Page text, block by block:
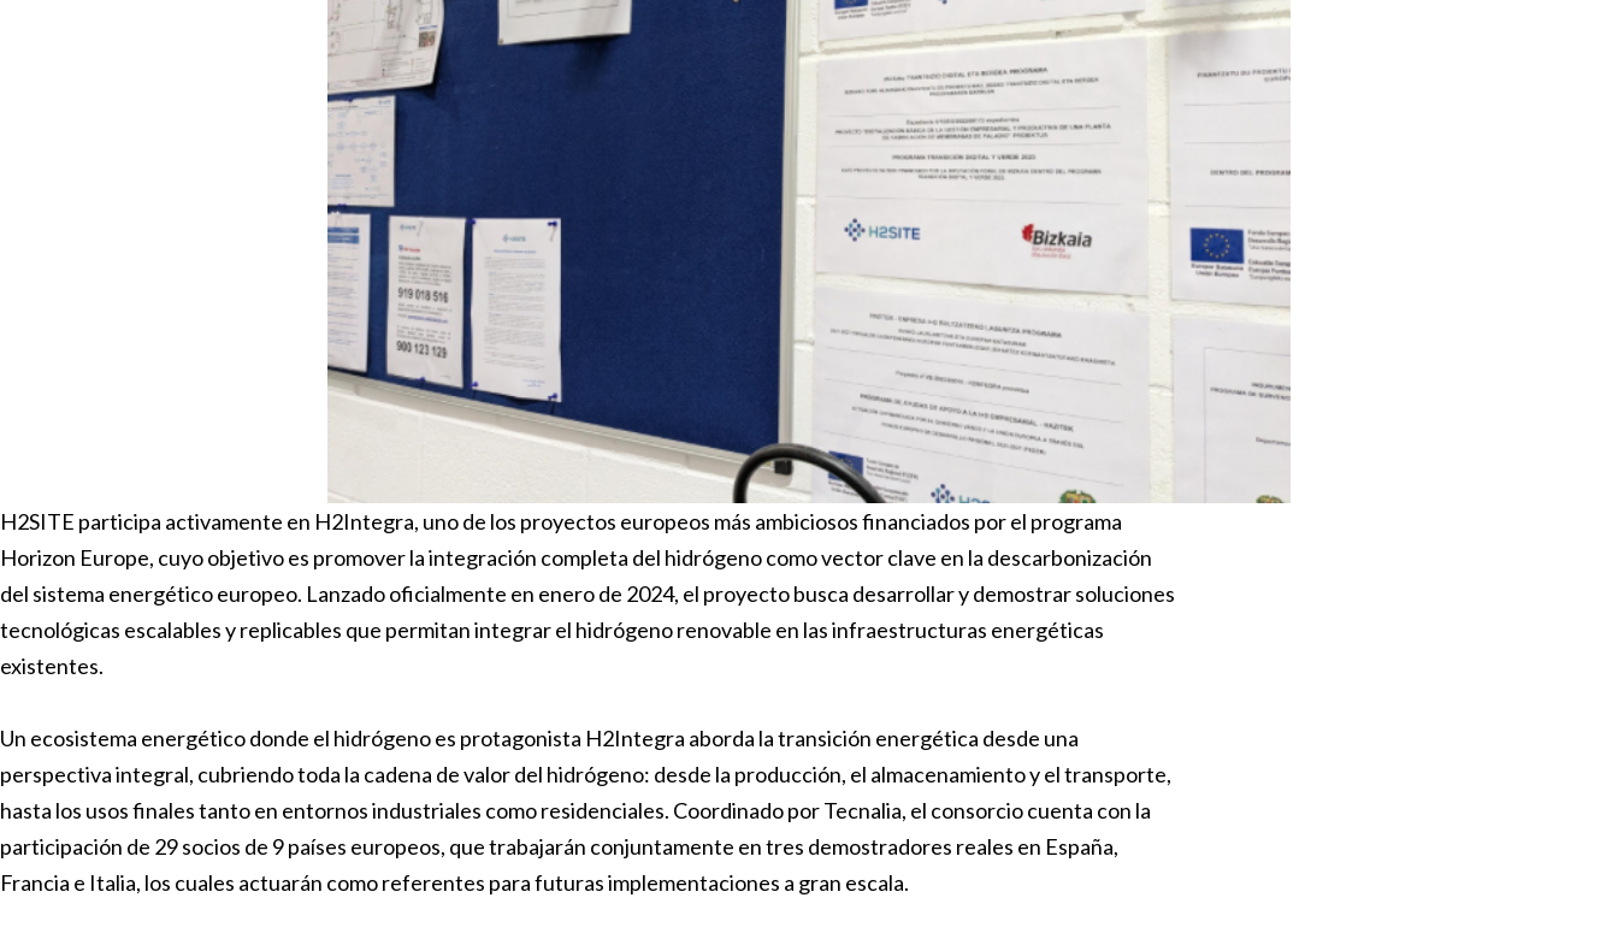
H2SITE participa activamente en H2Integra, uno de los proyectos europeos más ambiciosos financiados por el programa
Horizon Europe, cuyo objetivo es promover la integración completa del hidrógeno como vector clave en la descarbonización
del sistema energético europeo. Lanzado oficialmente en enero de 2024, el proyecto busca desarrollar y demostrar soluciones
tecnológicas escalables y replicables que permitan integrar el hidrógeno renovable en las infraestructuras energéticas
existentes.
Un ecosistema energético donde el hidrógeno es protagonista H2Integra aborda la transición energética desde una
perspectiva integral, cubriendo toda la cadena de valor del hidrógeno: desde la producción, el almacenamiento y el transporte,
hasta los usos finales tanto en entornos industriales como residenciales. Coordinado por Tecnalia, el consorcio cuenta con la
participación de 29 socios de 9 países europeos, que trabajarán conjuntamente en tres demostradores reales en España,
Francia e Italia, los cuales actuarán como referentes para futuras implementaciones a gran escala.